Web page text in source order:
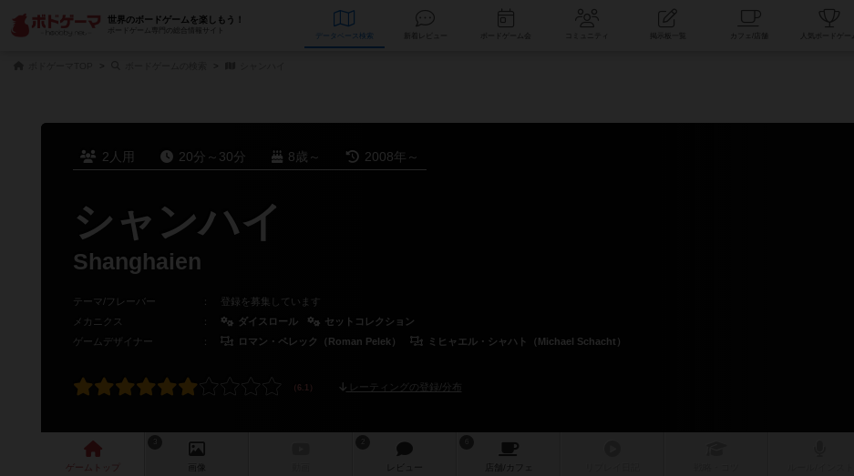
世界のボードゲームを楽しもう！
ボードゲーム専門の総合情報サイト
データベース コミュニティ
2人用 20分～30分 8歳～ 2008年～
シャンハイ
Shanghaien
テーマ/フレーバー ：
登録を募集しています
メカニクス
： ダイスロール
セットコレクション
ゲームデザイナー
： ロマン・ペレック（Roman Pelek） ミヒャエル・シャハト（Michael Schacht）
レーティングの登録/分布
ゲーム 画像 レビュー 店舗/ カフェ